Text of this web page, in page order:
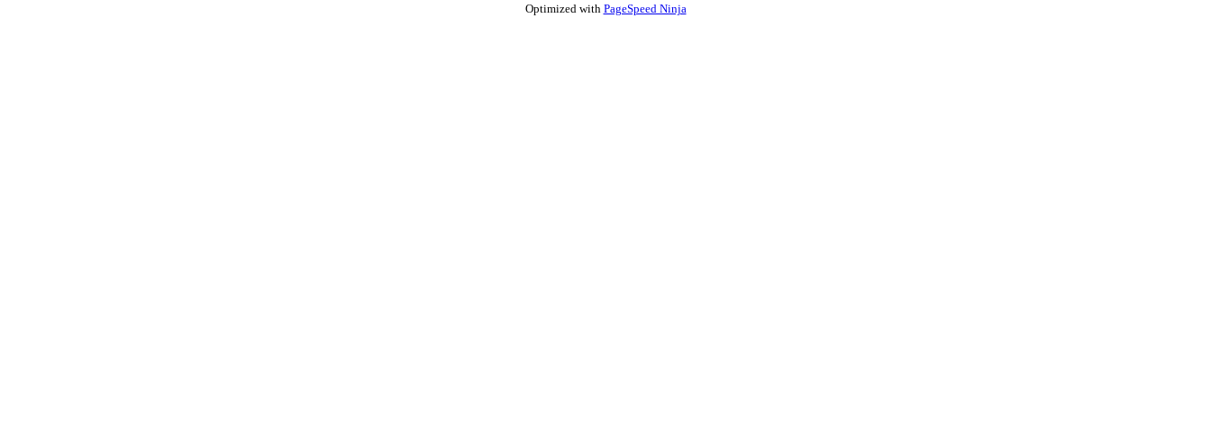
Optimized with PageSpeed Ninja